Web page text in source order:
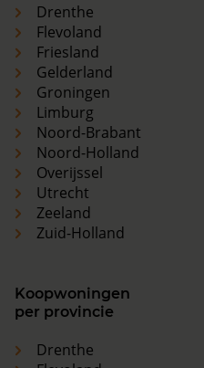
Drenthe
Flevoland
Friesland
Gelderland
Groningen
Limburg
Noord-Brabant
Noord-Holland
Overijssel
Utrecht
Zeeland
Zuid-Holland
Koopwoningen
per provincie
Drenthe